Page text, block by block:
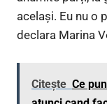
același. Eu nu o
declara Marina
Citește Ce